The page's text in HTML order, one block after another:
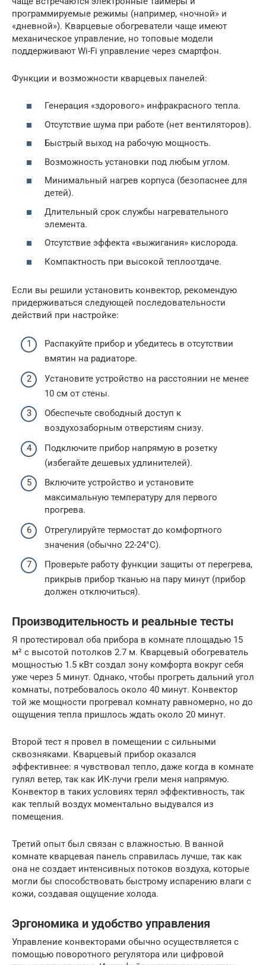
программируемые режимы (например, «ночной» и
«дневной»). Кварцевые обогреватели чаще имеют
механическое управление, но топовые модели
поддерживают Wi-Fi управление через смартфон.
Функции и возможности кварцевых панелей:
Генерация «здорового» инфракрасного тепла.
Отсутствие шума при работе (нет вентиляторов).
Быстрый выход на рабочую мощность.
Возможность установки под любым углом.
Минимальный нагрев корпуса (безопаснее для
детей).
Длительный срок службы нагревательного
элемента.
Отсутствие эффекта «выжигания» кислорода.
Компактность при высокой теплоотдаче.
Если вы решили установить конвектор, рекомендую
придерживаться следующей последовательности
действий при настройке:
Распакуйте прибор и убедитесь в отсутствии
вмятин на радиаторе.
Установите устройство на расстоянии не менее
10 см от стены.
Обеспечьте свободный доступ к
воздухозаборным отверстиям снизу.
Подключите прибор напрямую в розетку
(избегайте дешевых удлинителей).
Включите устройство и установите
максимальную температуру для первого
прогрева.
Отрегулируйте термостат до комфортного
значения (обычно 22-24°C).
Проверьте работу функции защиты от перегрева,
прикрыв прибор тканью на пару минут (прибор
должен отключиться).
Производительность и реальные тесты
Я протестировал оба прибора в комнате площадью 15
м² с высотой потолков 2.7 м. Кварцевый обогреватель
мощностью 1.5 кВт создал зону комфорта вокруг себя
уже через 5 минут. Однако, чтобы прогреть дальний угол
комнаты, потребовалось около 40 минут. Конвектор
той же мощности прогревал комнату равномерно, но до
ощущения тепла пришлось ждать около 20 минут.
Второй тест я провел в помещении с сильными
сквозняками. Кварцевый прибор оказался
эффективнее: я чувствовал тепло, даже когда в комнате
гулял ветер, так как ИК-лучи грели меня напрямую.
Конвектор в таких условиях терял эффективность, так
как теплый воздух моментально выдувался из
помещения.
Третий опыт был связан с влажностью. В ванной
комнате кварцевая панель справилась лучше, так как
она не создает интенсивных потоков воздуха, которые
могли бы способствовать быстрому испарению влаги с
кожи, создавая ощущение холода.
Эргономика и удобство управления
Управление конвекторами обычно осуществляется с
помощью поворотного регулятора или цифровой